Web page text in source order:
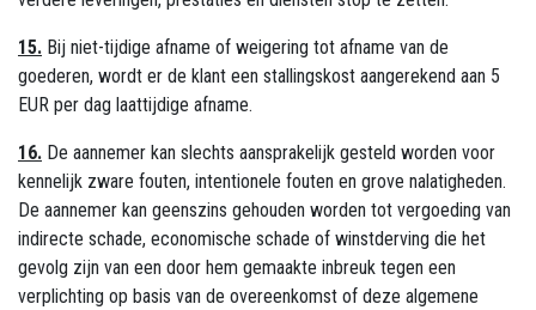
15. Bij niet-tijdige afname of weigering tot afname van de
goederen, wordt er de klant een stallingskost aangerekend aan 5
EUR per dag laattijdige afname.
16. De aannemer kan slechts aansprakelijk gesteld worden voor
kennelijk zware fouten, intentionele fouten en grove nalatigheden.
De aannemer kan geenszins gehouden worden tot vergoeding van
indirecte schade, economische schade of winstderving die het
gevolg zijn van een door hem gemaakte inbreuk tegen een
verplichting op basis van de overeenkomst of deze algemene